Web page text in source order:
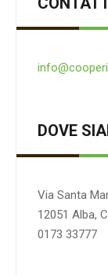
DOVE
Via Santa
12051 Alba,
0173 33777